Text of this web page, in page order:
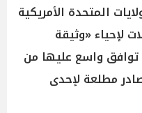
المتحدة الأمريكية
لإحياء «وثيقة
توافق واسع عليها من
مطلعة لإحدى